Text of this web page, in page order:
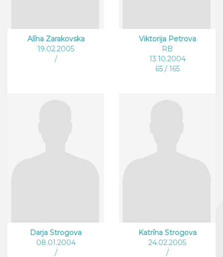
Alīna Zarakovska
19.02.2005
/
Viktorija Petrova
RB
13.10.2004
65 / 165
Darja Strogova
08.01.2004
/
Katrīna Strogova
24.02.2005
/